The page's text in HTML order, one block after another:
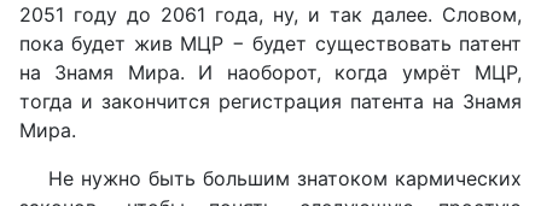
2051 году до 2061 года, ну, и так далее. Словом,
пока будет жив МЦР − будет существовать патент
на Знамя Мира. И наоборот, когда умрёт МЦР,
тогда и закончится регистрация патента на Знамя
Мира.
Не нужно быть большим знатоком кармических